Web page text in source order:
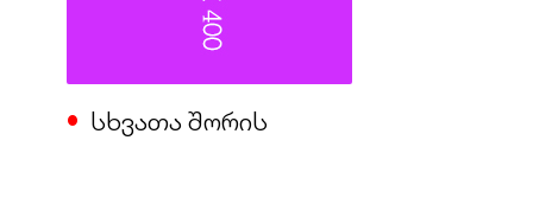
სხვათა შორის